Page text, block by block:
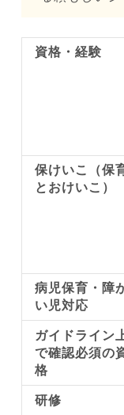
資格・経験
保けいこ（保
とおけいこ）
病児保育・障
い児対応
ガイドライン
で確認必須の
格
研修